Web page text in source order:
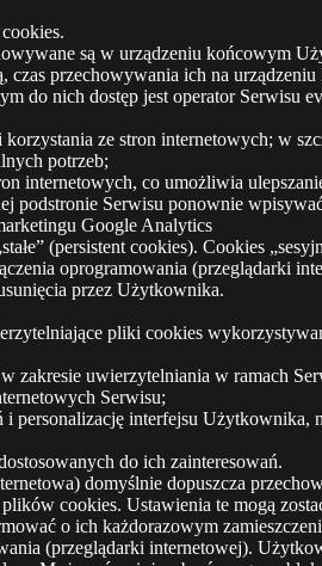
są w urządzeniu końcowym
przechowywania ich na
do nich dostęp jest operator Serwisu
ze stron internetowych; w
potrzeb;
internetowych, co umożliwia
Serwisu ponownie
Google Analytics
(persistent cookies). Cookies
oprogramowania (przeglądarki
przez Użytkownika.
pliki cookies
zakresie uwierzytelniania w ramach
Serwisu;
interfejsu Użytkownika,
do ich zainteresowań.
domyślnie dopuszcza
cookies. Ustawienia te mogą
o ich każdorazowym
(przeglądarki internetowej).